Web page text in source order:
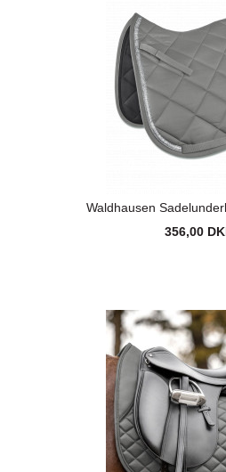
Waldhausen
356,00